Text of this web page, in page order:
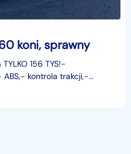
koni, sprawny
TYLKO 156 TYS!-
ABS,- kontrola trakcji,-
parktronic tył,-